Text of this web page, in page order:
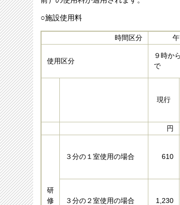
○施設使用料
時間区分
使用区分
９時か
で
現行
円
研
修
３分の１室使用の場合 610
３分の２室使用の場合 1,230